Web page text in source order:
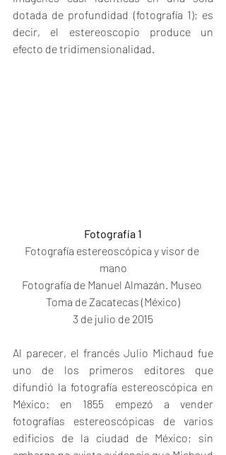
dotada de profundidad (fotografía 1); es
decir, el estereoscopio produce un
efecto de tridimensionalidad.
Fotografía 1
Fotografía estereoscópica y visor de
mano
Fotografía de Manuel Almazán. Museo
Toma de Zacatecas (México)
3 de julio de 2015
Al parecer, el francés Julio Michaud fue
uno de los primeros editores que
difundió la fotografía estereoscópica en
México: en 1855 empezó a vender
fotografías estereoscópicas de varios
edificios de la ciudad de México; sin